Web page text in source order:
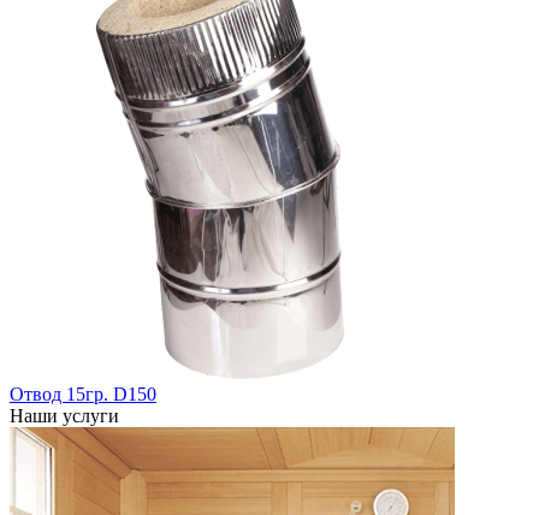
Отвод 15гр. D150
Наши услуги